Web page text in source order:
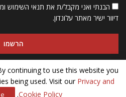
הבנתי ואני מקבל/ת את תנאי השימוש
דיוור ישיר מאתר עלונדון.
continuing to use this website you
being used. Visit our Privacy and
Cookie Policy
.